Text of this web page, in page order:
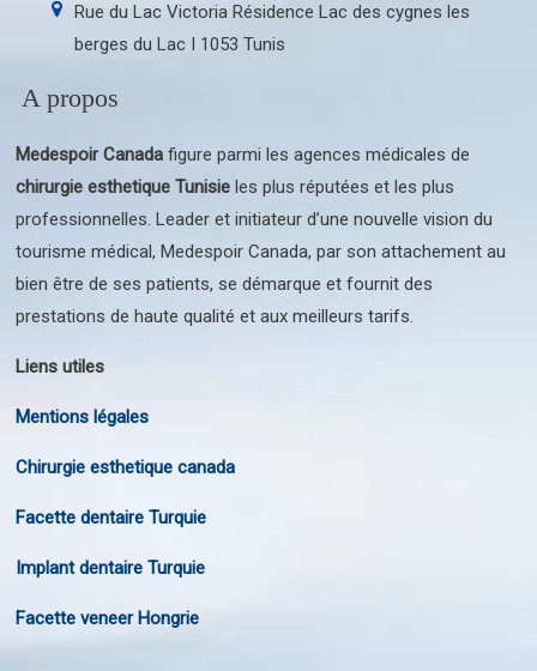
Rue du Lac Victoria Résidence Lac des cygnes les
berges du Lac I 1053 Tunis
A propos
Medespoir Canada figure parmi les agences médicales de
chirurgie esthetique Tunisie les plus réputées et les plus
professionnelles. Leader et initiateur d’une nouvelle vision du
tourisme médical, Medespoir Canada, par son attachement au
bien être de ses patients, se démarque et fournit des
prestations de haute qualité et aux meilleurs tarifs.
Liens utiles
Mentions légales
Chirurgie esthetique canada
Facette dentaire Turquie
Implant dentaire Turquie
Facette veneer Hongrie